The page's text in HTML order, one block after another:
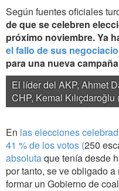
Según fuentes oficiales
de que se celebren
próximo noviembre. Ya
el fallo de sus
para una nueva
El líder del AKP, Ahmet
CHP, Kemal
En las elecciones
41 % de los votos (250
absolutaque tenía desde
por tanto, se ve obligado
formar un Gobierno de